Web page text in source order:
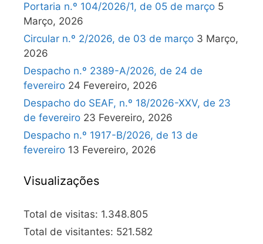
Portaria n.º 104/2026/1, de 05 de março 5
Março, 2026
Circular n.º 2/2026, de 03 de março 3 Março,
2026
Despacho n.º 2389-A/2026, de 24 de
fevereiro 24 Fevereiro, 2026
Despacho do SEAF, n.º 18/2026-XXV, de 23
de fevereiro 23 Fevereiro, 2026
Despacho n.º 1917-B/2026, de 13 de
fevereiro 13 Fevereiro, 2026
Visualizações
Total de visitas: 1.348.805
Total de visitantes: 521.582